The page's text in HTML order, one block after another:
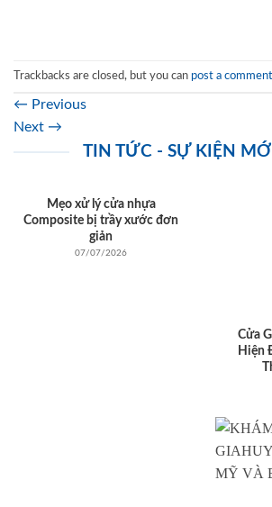
Trackbacks are closed, but you can post a comment
← Previous
Next →
TIN TỨC - SỰ KIỆN
Mẹo xử lý cửa nhựa
Composite bị trầy xước đơn
giản
07/07/2026
Cửa
Hiện